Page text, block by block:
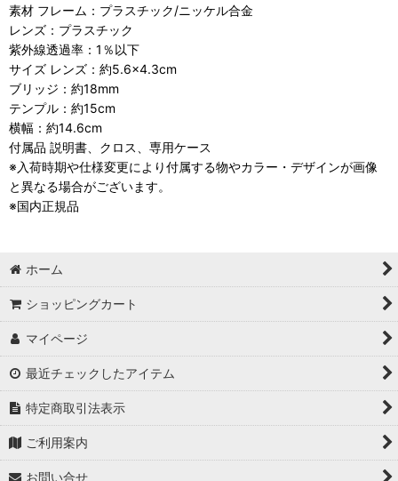
素材 フレーム：プラスチック/ニッケル合金
レンズ：プラスチック
紫外線透過率：1％以下
サイズ レンズ：約5.6×4.3cm
ブリッジ：約18mm
テンプル：約15cm
横幅：約14.6cm
付属品 説明書、クロス、専用ケース
※入荷時期や仕様変更により付属する物やカラー・デザインが画像
と異なる場合がございます。
※国内正規品
ホーム
ショッピングカート
マイページ
最近チェックしたアイテム
特定商取引法表示
ご利用案内
お問い合せ